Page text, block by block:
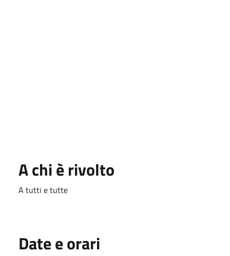
A chi è rivolto
A tutti e tutte
Date e orari